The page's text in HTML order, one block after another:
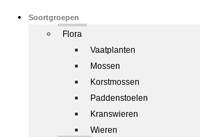
Soortgroepen
Flora
Vaatplanten
Mossen
Korstmossen
Paddenstoelen
Kranswieren
Wieren